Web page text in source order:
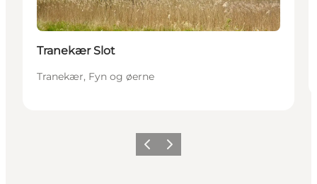
Tranekær Slot
Tranekær, Fyn og øerne
ForrigeNæste